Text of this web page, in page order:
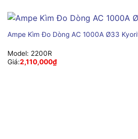
Ampe Kìm Đo Dòng AC 1000A Ø33
Model: 2200R
Giá:2,110,000₫